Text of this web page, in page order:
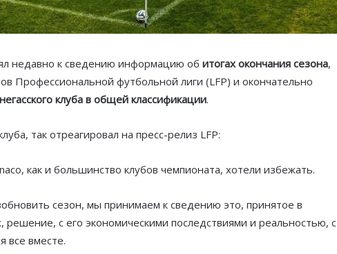
недавно к сведению информацию об итогах окончания сезона,
Профессиональной футбольной лиги (LFP) и окончательно
клуба в общей классификации.
так отреагировал на пресс-релиз LFP:
как и большинство клубов чемпионата, хотели избежать.
сезон, мы принимаем к сведению это, принятое в
решение, с его экономическими последствиями и реальностью, с
все вместе.